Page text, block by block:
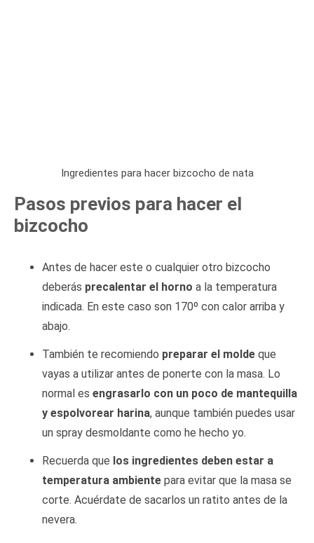
Ingredientes para hacer bizcocho de nata
Pasos previos para hacer el
bizcocho
Antes de hacer este o cualquier otro bizcocho
deberás precalentar el horno a la temperatura
indicada. En este caso son 170º con calor arriba y
abajo.
También te recomiendo preparar el molde que
vayas a utilizar antes de ponerte con la masa. Lo
normal es engrasarlo con un poco de mantequilla
y espolvorear harina, aunque también puedes usar
un spray desmoldante como he hecho yo.
Recuerda que los ingredientes deben estar a
temperatura ambiente para evitar que la masa se
corte. Acuérdate de sacarlos un ratito antes de la
nevera.